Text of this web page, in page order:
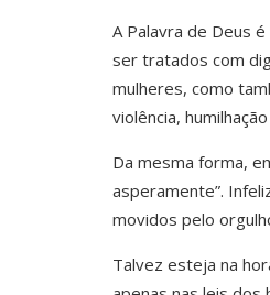
A Palavra de Deus
ser tratados com
mulheres, como
violência,
Da mesma forma,
asperamente”.
movidos pelo
Talvez esteja na